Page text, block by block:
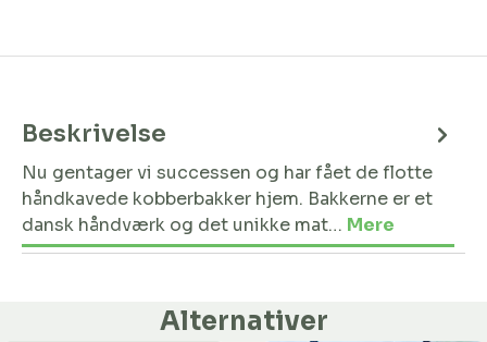
Beskrivelse
Nu gentager vi successen og har fået de flotte
håndkavede kobberbakker hjem. Bakkerne er et
dansk håndværk og det unikke mat… Mere
Alternativer